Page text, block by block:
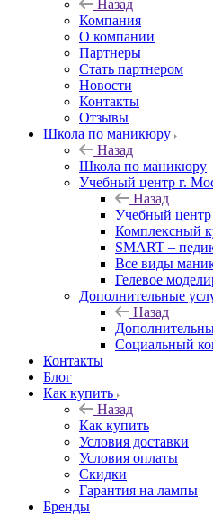
Назад
Компания
О компании
Партнеры
Стать партнером
Новости
Контакты
Отзывы
Школа по маникюру
Назад
Школа по маникюру
Учебный центр г.
Назад
Учебный центр
Комплексный
SMART –
Все виды
Гелевое
Дополнительные
Назад
Социальный
Контакты
Блог
Как купить
Назад
Как купить
Условия доставки
Условия оплаты
Скидки
Гарантия на лампы
Бренды